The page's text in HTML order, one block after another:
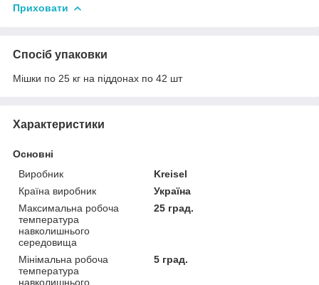
Приховати
Спосіб упаковки
Мішки по 25 кг на піддонах по 42 шт
Характеристики
Основні
Виробник
Kreisel
Країна виробник
Україна
Максимальна робоча
температура
навколишнього
середовища
25 град.
Мінімальна робоча
температура
навколишнього
5 град.